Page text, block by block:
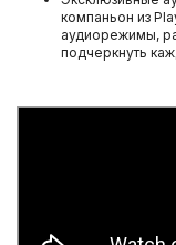
компаньон из
аудиорежимы,
подчеркнуть